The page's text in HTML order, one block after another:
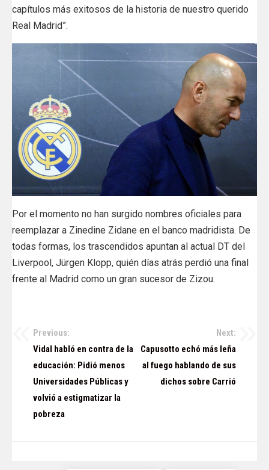
capítulos más exitosos de la historia de nuestro querido
Real Madrid”.
Por el momento no han surgido nombres oficiales para
reemplazar a Zinedine Zidane en el banco madridista. De
todas formas, los trascendidos apuntan al actual DT del
Liverpool, Jürgen Klopp, quién días atrás perdió una final
frente al Madrid como un gran sucesor de Zizou.
Navegación
entradas
Previous:
Vidal habló en contra de la
educación: Pidió menos
Universidades Públicas y
volvió a estigmatizar la
pobreza
Next:
Capusotto echó más leña
al fuego hablando de sus
dichos sobre Carrió